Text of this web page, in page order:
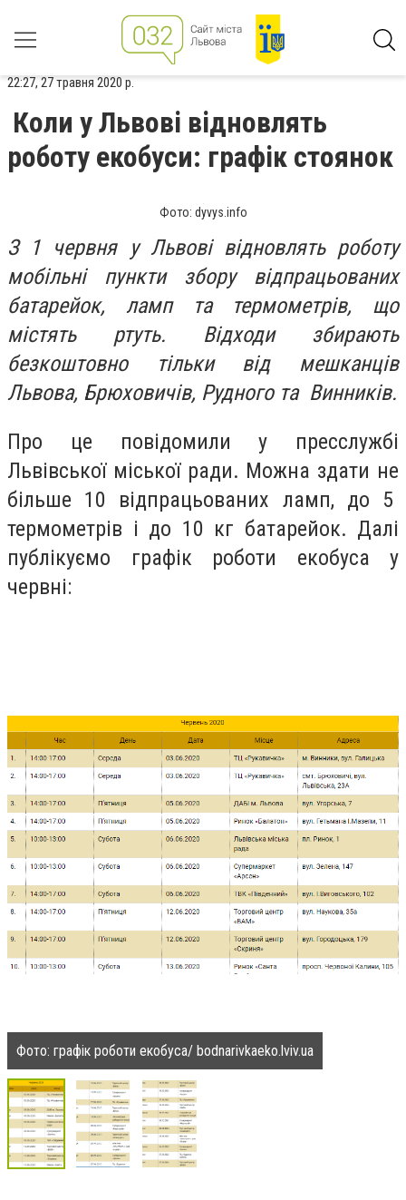
22:27, 27 травня 2020 р.
Коли у Львові відновлять
роботу екобуси: графік стоянок
Фото: dyvys.info
З 1 червня у Львові відновлять роботу
мобільні пункти збору відпрацьованих
батарейок, ламп та термометрів, що
містять ртуть. Відходи збирають
безкоштовно тільки від мешканців
Львова, Брюховичів, Рудного та Винників.
Про це повідомили у пресслужбі
Львівської міської ради. Можна здати не
більше 10 відпрацьованих ламп, до 5
термометрів і до 10 кг батарейок. Далі
публікуємо графік роботи екобуса у
червні:
Фото: графік роботи екобуса/ bodnarivkaeko.lviv.ua